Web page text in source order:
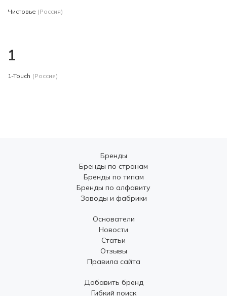
Чистовье (Россия)
1
1-Touch (Россия)
Бренды
Бренды по странам
Бренды по типам
Бренды по алфавиту
Заводы и фабрики
Основатели
Новости
Статьи
Отзывы
Правила сайта
Добавить бренд
Гибкий поиск